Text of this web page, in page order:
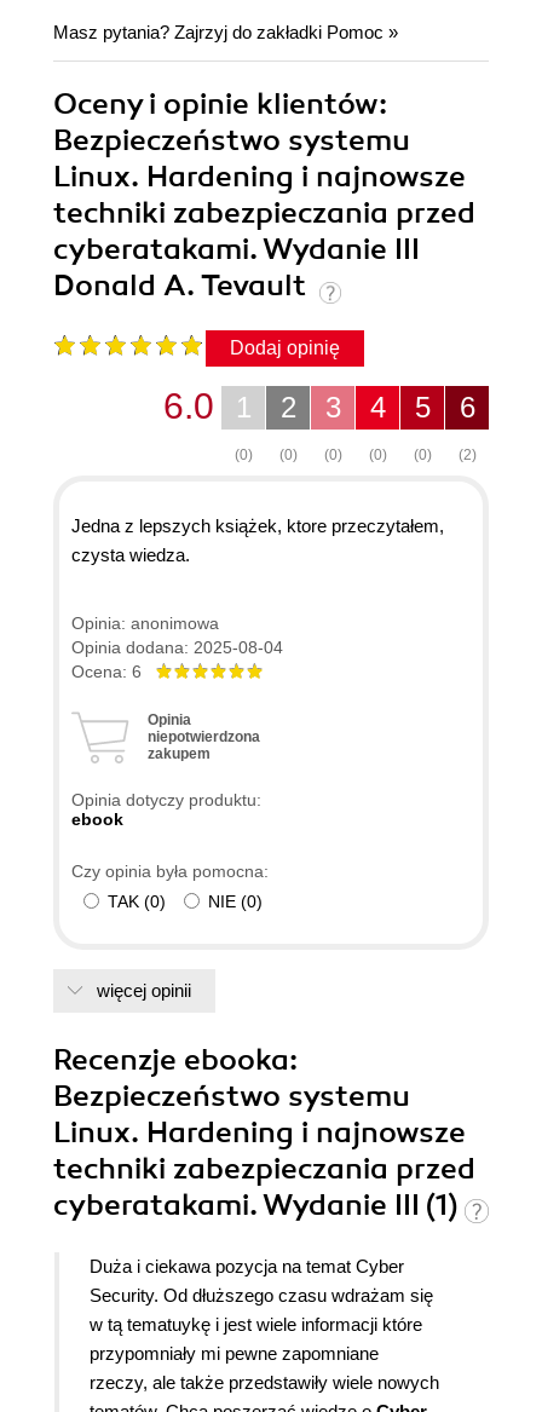
Masz pytania? Zajrzyj do zakładki Pomoc »
Oceny i opinie klientów:
Bezpieczeństwo systemu
Linux. Hardening i najnowsze
techniki zabezpieczania przed
cyberatakami. Wydanie III
Donald A. Tevault
Dodaj opinię
6
(2)
5
(0)
4
(0)
3
(0)
2
(0)
1
(0)
6.0
Jedna z lepszych książek, ktore przeczytałem,
czysta wiedza.
Opinia: anonimowa
Opinia dodana: 2025-08-04
Ocena: 6
Opinia
niepotwierdzona
zakupem
Opinia dotyczy produktu:
ebook
Czy opinia była pomocna:
TAK (0) NIE (0)
więcej opinii
Recenzje ebooka:
Bezpieczeństwo systemu
Linux. Hardening i najnowsze
techniki zabezpieczania przed
cyberatakami. Wydanie III (1)
Duża i ciekawa pozycja na temat Cyber
Security. Od dłuższego czasu wdrażam się
w tą tematuykę i jest wiele informacji które
przypomniały mi pewne zapomniane
rzeczy, ale także przedstawiły wiele nowych